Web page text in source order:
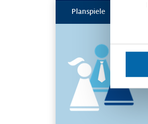
Planspiele